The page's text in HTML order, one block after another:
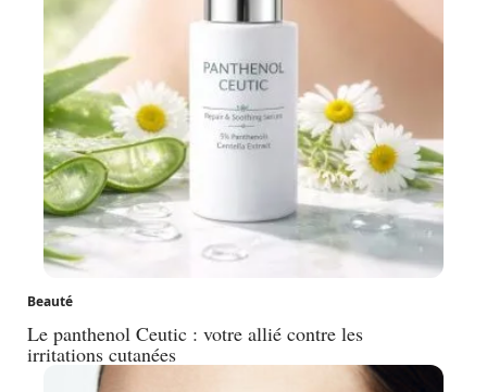
Beauté
Le panthenol Ceutic : votre allié contre les
irritations cutanées